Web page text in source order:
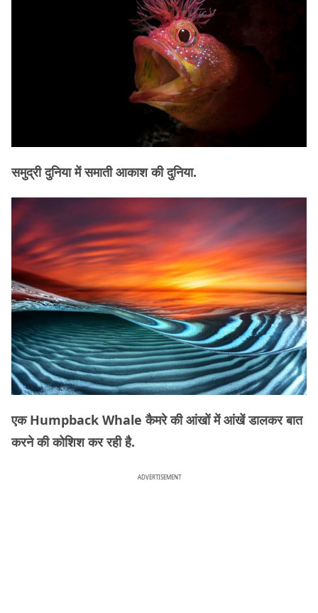
समुद्री दुनिया में समाती आकाश की दुनिया.
एक Humpback Whale कैमरे की आंखों में आंखें डालकर बात
करने की कोशिश कर रही है.
ADVERTISEMENT